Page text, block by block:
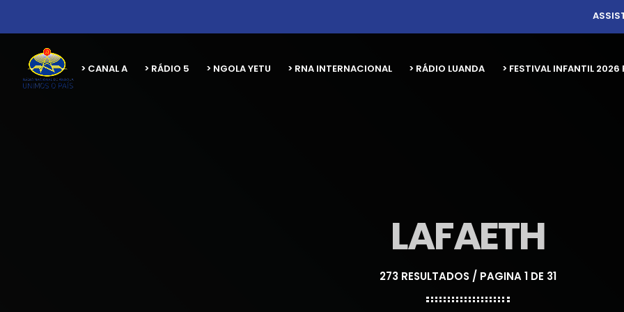
> CANAL A > RÁDIO 5 > NGOLA YETU > RNA INTERNACIONAL > RÁDIO LUANDA > FESTIVAL INFANTIL
LAFAETH
273 RESULTADOS / PAGINA 1 DE 31